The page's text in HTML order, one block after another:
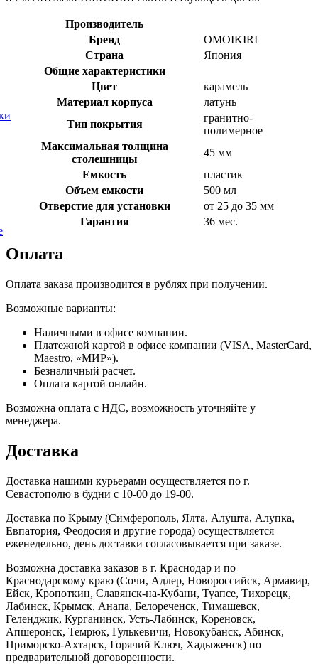
Производитель
Бренд
OMOIKIRI
Страна
Япония
Общие характеристики
Цвет
карамель
Материал корпуса
латунь
Тип покрытия
гранитно-
полимерное
Максимальная толщина
столешницы
45 мм
Емкость
пластик
Объем емкости
500 мл
Отверстие для установки
от 25 до 35 мм
Гарантия
36 мес.
Оплата
Оплата заказа производится в рублях при получении.
Возможные варианты:
Наличными в офисе компании.
Платежной картой в офисе компании (VISA, MasterCard,
Maestro, «МИР»).
Безналичный расчет.
Оплата картой онлайн.
Возможна оплата с НДС, возможность уточняйте у
менеджера.
Доставка
Доставка нашими курьерами осуществляется по г.
Севастополю в будни с 10-00 до 19-00.
Доставка по Крыму (Симферополь, Ялта, Алушта, Алупка,
Евпатория, Феодосия и другие города) осуществляется
еженедельно, день доставки согласовывается при заказе.
Возможна доставка заказов в г. Краснодар и по
Краснодарскому краю (Сочи, Адлер, Новороссийск, Армавир,
Ейск, Кропоткин, Славянск-на-Кубани, Туапсе, Тихорецк,
Лабинск, Крымск, Анапа, Белореченск, Тимашевск,
Геленджик, Курганинск, Усть-Лабинск, Кореновск,
Апшеронск, Темрюк, Гулькевичи, Новокубанск, Абинск,
Приморско-Ахтарск, Горячий Ключ, Хадыженск) по
предварительной договоренности.